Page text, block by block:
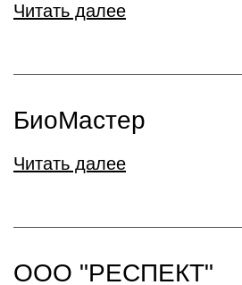
Читать далее
БиоМастер
Читать далее
ООО "РЕСПЕКТ"